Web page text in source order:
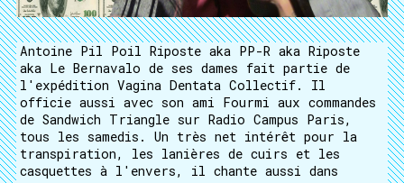
Antoine Pil Poil Riposte aka PP-R aka Riposte
aka Le Bernavalo de ses dames fait partie de
l'expédition Vagina Dentata Collectif. Il
officie aussi avec son ami Fourmi aux commandes
de Sandwich Triangle sur Radio Campus Paris,
tous les samedis. Un très net intérêt pour la
transpiration, les lanières de cuirs et les
casquettes à l'envers, il chante aussi dans